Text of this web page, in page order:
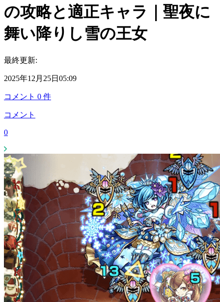
の攻略と適正キャラ｜聖夜に
舞い降りし雪の王女
最終更新:
2025年12月25日05:09
コメント 0 件
コメント
0